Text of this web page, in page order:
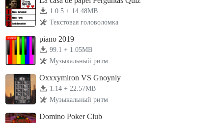
1.0.5 + 14.48MB
Текстовая головоломка
piano 2019
99.1 + 1.05MB
Музыкальный ритм
Oxxxymiron VS Gnoyniy
1.14 + 22.57MB
Музыкальный ритм
Domino Poker Club